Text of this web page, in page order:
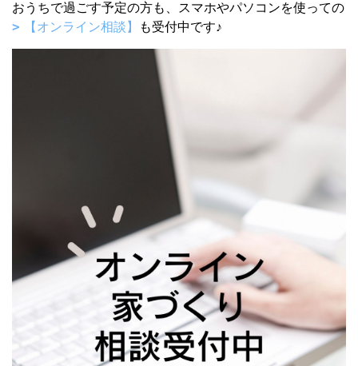
おうちで過ごす予定の方も、スマホやパソコンを使っての
【オンライン相談】
も受付中です♪